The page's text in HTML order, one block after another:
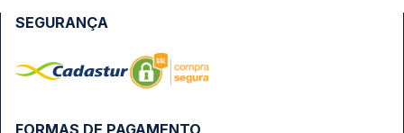
FORMAS DE PAGAMENTO
SEGURANÇA